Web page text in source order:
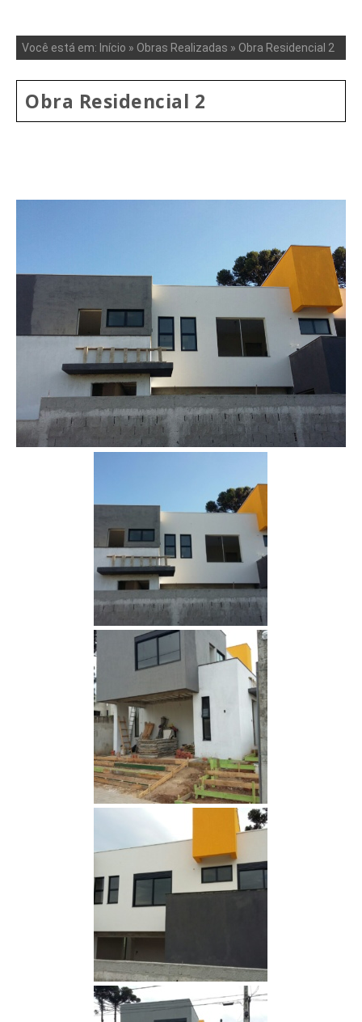
Você está em: Início » Obras Realizadas » Obra Residencial 2
Obra Residencial 2
Obra Residencial 2